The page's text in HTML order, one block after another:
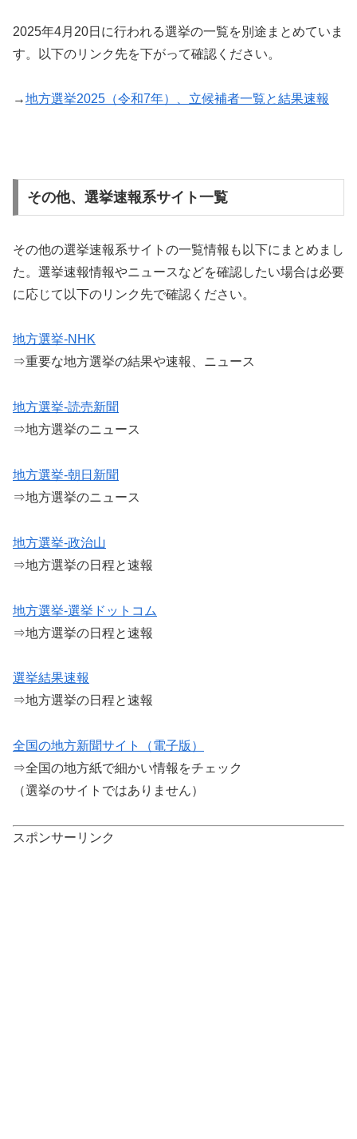
2025年4月20日に行われる選挙の一覧を別途まとめていま
す。以下のリンク先を下がって確認ください。
→地方選挙2025（令和7年）、立候補者一覧と結果速報
その他、選挙速報系サイト一覧
その他の選挙速報系サイトの一覧情報も以下にまとめまし
た。選挙速報情報やニュースなどを確認したい場合は必要
に応じて以下のリンク先で確認ください。
地方選挙-NHK
⇒重要な地方選挙の結果や速報、ニュース
地方選挙-読売新聞
⇒地方選挙のニュース
地方選挙-朝日新聞
⇒地方選挙のニュース
地方選挙-政治山
⇒地方選挙の日程と速報
地方選挙-選挙ドットコム
⇒地方選挙の日程と速報
選挙結果速報
⇒地方選挙の日程と速報
全国の地方新聞サイト（電子版）
⇒全国の地方紙で細かい情報をチェック
（選挙のサイトではありません）
スポンサーリンク